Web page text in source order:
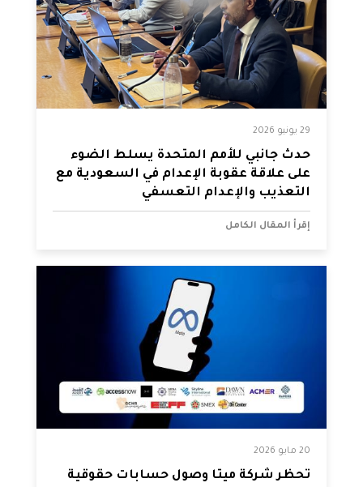
29 يونيو 2026
حدث جانبي للأمم المتحدة يسلط الضوء
على علاقة عقوبة الإعدام في السعودية مع
التعذيب والإعدام التعسفي
إقرأ المقال الكامل
20 مايو 2026
تحظر شركة ميتا وصول حسابات حقوقية